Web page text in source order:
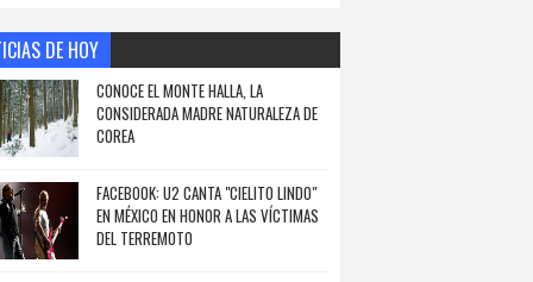
DE HOY
CONOCE EL MONTE HALLA, LA
CONSIDERADA MADRE NATURALEZA DE
COREA
FACEBOOK: U2 CANTA "CIELITO LINDO"
EN MÉXICO EN HONOR A LAS VÍCTIMAS
DEL TERREMOTO